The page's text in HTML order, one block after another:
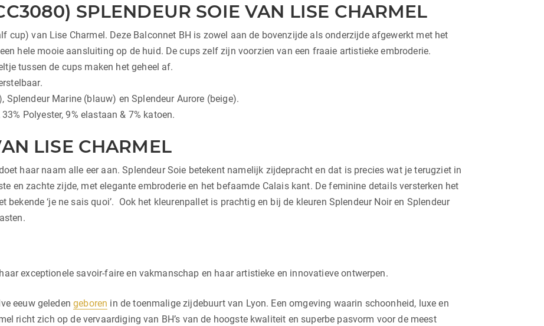
SPLENDEUR SOIE VAN LISE CHARMEL
cup) van Lise Charmel. Deze Balconnet BH is zowel aan de bovenzijde als onderzijde afgewerkt met het
hele mooie aansluiting op de huid. De cups zelf zijn voorzien van een fraaie artistieke embroderie.
tussen de cups maken het geheel af.
Splendeur Marine (blauw) en Splendeur Aurore (beige).
Polyester, 9% elastaan & 7% katoen.
LISE CHARMEL
haar naam alle eer aan. Splendeur Soie betekent namelijk zijdepracht en dat is precies wat je terugziet in
en zachte zijde, met elegante embroderie en het befaamde Calais kant. De feminine details versterken het
bekende ‘je ne sais quoi’. Ook het kleurenpallet is prachtig en bij de kleuren Splendeur Noir en Splendeur
exceptionele savoir-faire en vakmanschap en haar artistieke en innovatieve ontwerpen.
eeuw geledengeboren in de toenmalige zijdebuurt van Lyon. Een omgeving waarin schoonheid, luxe en
richt zich op de vervaardiging van BH’s van de hoogste kwaliteit en superbe pasvorm voor de meest